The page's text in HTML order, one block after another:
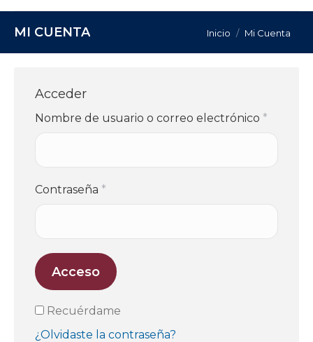
MI CUENTA Estás aquí:
Inicio Mi Cuenta
Acceder
Nombre de usuario o correo electrónico *
Contraseña *
Acceso
Recuérdame
¿Olvidaste la contraseña?